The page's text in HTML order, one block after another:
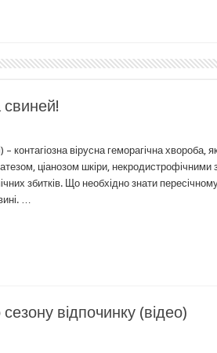
вірусна геморагічна хвороба,
ціанозом шкіри, некродистрофічними
збитків. Що необхідно знати
…
відпочинку (відео)